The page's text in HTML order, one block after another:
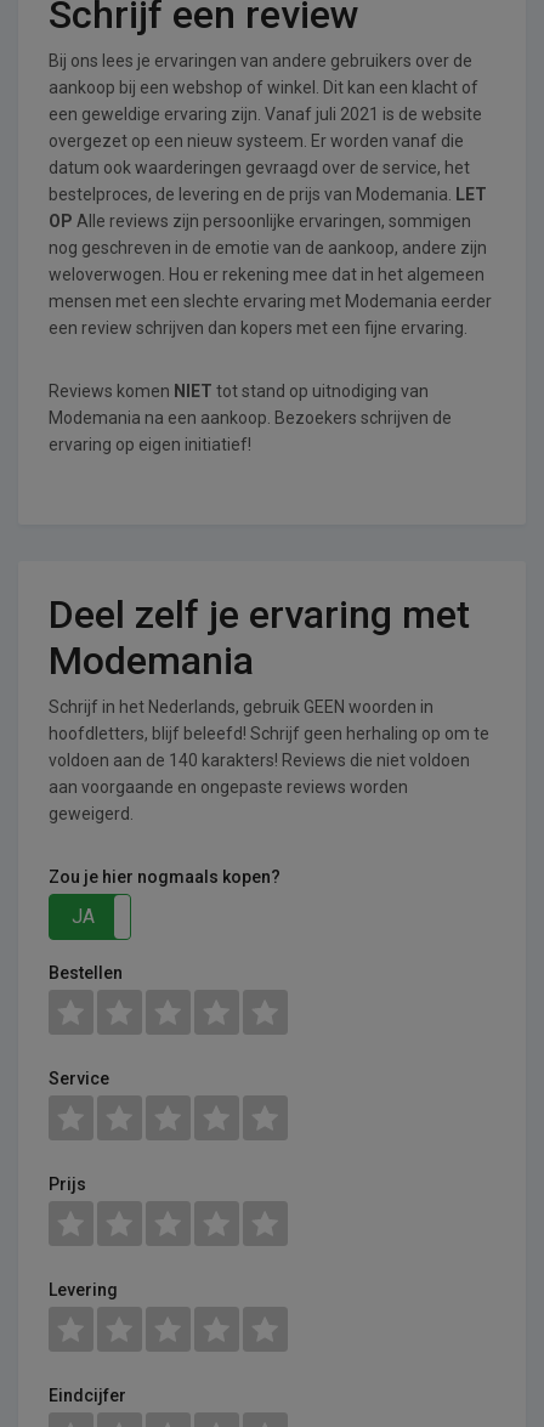
Schrijf een review
Bij ons lees je ervaringen van andere gebruikers over de
aankoop bij een webshop of winkel. Dit kan een klacht of
een geweldige ervaring zijn. Vanaf juli 2021 is de website
overgezet op een nieuw systeem. Er worden vanaf die
datum ook waarderingen gevraagd over de service, het
bestelproces, de levering en de prijs van Modemania.
LET
OP Alle reviews zijn persoonlijke ervaringen, sommigen
nog geschreven in de emotie van de aankoop, andere zijn
weloverwogen. Hou er rekening mee dat in het algemeen
mensen met een slechte ervaring met Modemania eerder
een review schrijven dan kopers met een fijne ervaring.
Reviews komen NIET tot stand op uitnodiging van
Modemania na een aankoop. Bezoekers schrijven de
ervaring op eigen initiatief!
Deel zelf je ervaring met
Modemania
Schrijf in het Nederlands, gebruik GEEN woorden in
hoofdletters, blijf beleefd! Schrijf geen herhaling op om te
voldoen aan de 140 karakters! Reviews die niet voldoen
aan voorgaande en ongepaste reviews worden
geweigerd.
Zou je hier nogmaals kopen?
JA
Bestellen
Service
Prijs
Levering
Eindcijfer